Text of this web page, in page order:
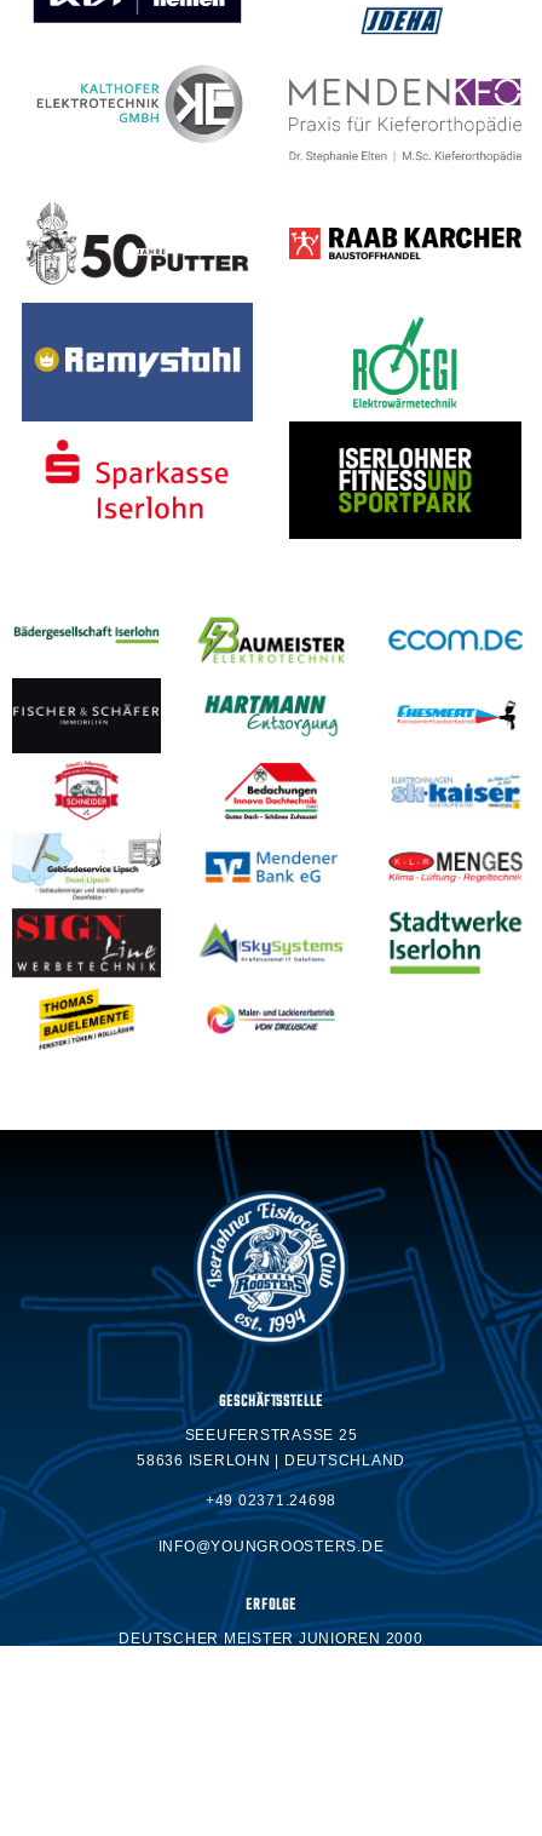
GESCHÄFTSSTELLE
SEEUFERSTRASSE 25
58636 ISERLOHN | DEUTSCHLAND
+49 02371.24698
INFO@YOUNGROOSTERS.DE
ERFOLGE
DEUTSCHER MEISTER JUNIOREN 2000